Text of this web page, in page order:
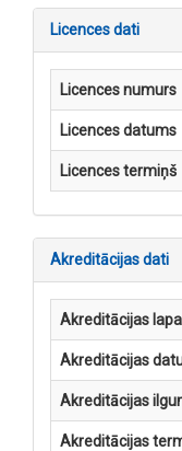
Licences dati
Licences numurs
Licences datums
Licences termiņš
Akreditācijas dati
Akreditācijas
Akreditācijas
Akreditācijas
Akreditācijas